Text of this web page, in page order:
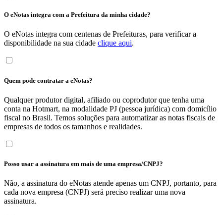
O eNotas integra com a Prefeitura da minha cidade?
O eNotas integra com centenas de Prefeituras, para verificar a
disponibilidade na sua cidade clique aqui.
Quem pode contratar a eNotas?
Qualquer produtor digital, afiliado ou coprodutor que tenha uma
conta na Hotmart, na modalidade PJ (pessoa jurídica) com domicílio
fiscal no Brasil. Temos soluções para automatizar as notas fiscais de
empresas de todos os tamanhos e realidades.
Posso usar a assinatura em mais de uma empresa/CNPJ?
Não, a assinatura do eNotas atende apenas um CNPJ, portanto, para
cada nova empresa (CNPJ) será preciso realizar uma nova
assinatura.